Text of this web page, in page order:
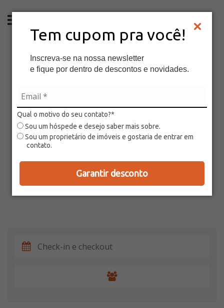
Tem cupom pra você!
Inscreva-se na nossa newsletter
e fique por dentro de descontos e novidades.
Qual o motivo do seu contato?*
Sou um hóspede e desejo saber mais sobre.
Sou um proprietário de imóveis e gostaria de entrar em
contato.
Garantir desconto